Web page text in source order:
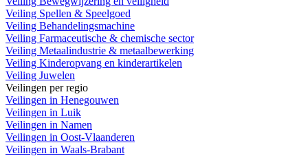
Veiling Spellen & Speelgoed
Veiling Behandelingsmachine
Veiling Farmaceutische & chemische sector
Veiling Metaalindustrie & metaalbewerking
Veiling Kinderopvang en kinderartikelen
Veiling Juwelen
Veilingen per regio
Veilingen in Henegouwen
Veilingen in Luik
Veilingen in Namen
Veilingen in Oost-Vlaanderen
Veilingen in Waals-Brabant